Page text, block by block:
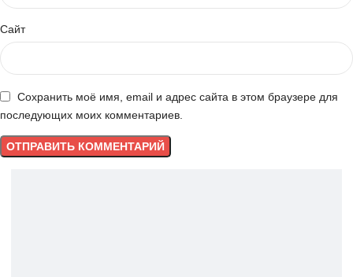
Сайт
Сохранить моё имя, email и адрес сайта в этом браузере для
последующих моих комментариев.